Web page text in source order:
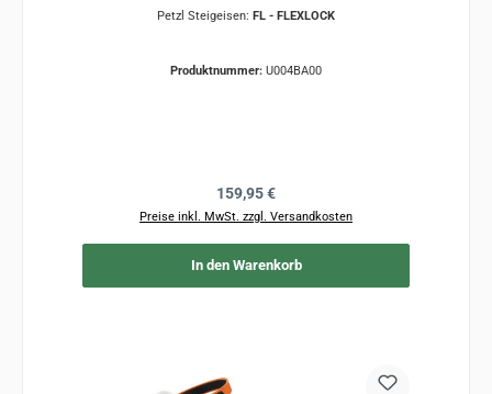
Petzl Steigeisen: FL - FLEXLOCK
Produktnummer: U004BA00
Regulärer Preis:
159,95 €
Preise inkl. MwSt. zzgl. Versandkosten
In den Warenkorb